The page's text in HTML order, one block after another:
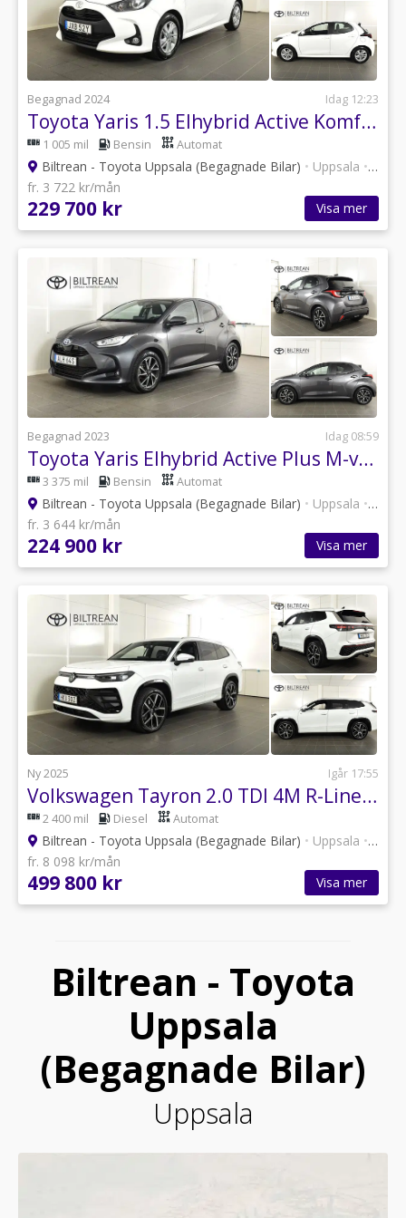
Begagnad 2024 Idag 12:23
Toyota Yaris 1.5 Elhybrid Active Komfortpaket Kamera Rattvärme
1 005 mil Bensin Automat
Biltrean - Toyota Uppsala (Begagnade Bilar) • Uppsala •101
fr. 3 722 kr/mån
229 700 kr Visa mer
Begagnad 2023 Idag 08:59
Toyota Yaris Elhybrid Active Plus M-värm Backkamera
3 375 mil Bensin Automat
Biltrean - Toyota Uppsala (Begagnade Bilar) • Uppsala •101
fr. 3 644 kr/mån
224 900 kr Visa mer
Ny 2025 Igår 17:55
Volkswagen Tayron 2.0 TDI 4M R-Line 7-Sits Pano Drag Värmare Skinn
2 400 mil Diesel Automat
Biltrean - Toyota Uppsala (Begagnade Bilar) • Uppsala •101
fr. 8 098 kr/mån
499 800 kr Visa mer
Biltrean - Toyota
Uppsala
(Begagnade Bilar)
Uppsala